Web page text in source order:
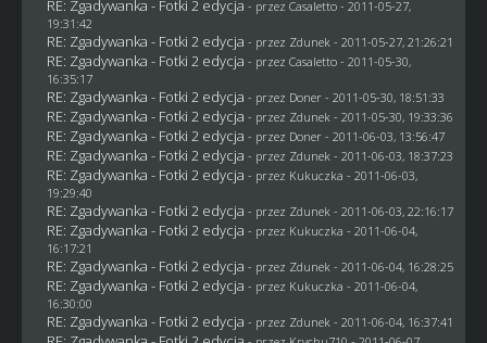
RE: Zgadywanka - Fotki 2 edycja - przez Casaletto- 2011-05-27,
19:31:42
RE: Zgadywanka - Fotki 2 edycja - przez Zdunek - 2011-05-27, 21:26:21
RE: Zgadywanka - Fotki 2 edycja - przez Casaletto- 2011-05-30,
16:35:17
RE: Zgadywanka - Fotki 2 edycja - przez Doner- 2011-05-30, 18:51:33
RE: Zgadywanka - Fotki 2 edycja - przez Zdunek - 2011-05-30, 19:33:36
RE: Zgadywanka - Fotki 2 edycja - przez Doner- 2011-06-03, 13:56:47
RE: Zgadywanka - Fotki 2 edycja - przez Zdunek - 2011-06-03, 18:37:23
RE: Zgadywanka - Fotki 2 edycja - przez Kukuczka - 2011-06-03,
19:29:40
RE: Zgadywanka - Fotki 2 edycja - przez Zdunek - 2011-06-03, 22:16:17
RE: Zgadywanka - Fotki 2 edycja - przez Kukuczka - 2011-06-04,
16:17:21
RE: Zgadywanka - Fotki 2 edycja - przez Zdunek - 2011-06-04, 16:28:25
RE: Zgadywanka - Fotki 2 edycja - przez Kukuczka - 2011-06-04,
16:30:00
RE: Zgadywanka - Fotki 2 edycja - przez Zdunek - 2011-06-04, 16:37:41